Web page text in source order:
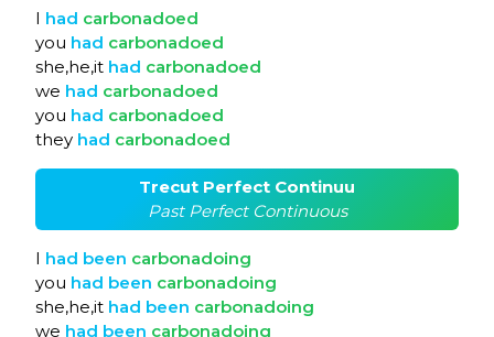
I had carbonadoed
you had carbonadoed
she,he,it had carbonadoed
we had carbonadoed
you had carbonadoed
they had carbonadoed
Trecut Perfect Continuu
Past Perfect Continuous
I had been carbonadoing
you had been carbonadoing
she,he,it had been carbonadoing
we had been carbonadoing